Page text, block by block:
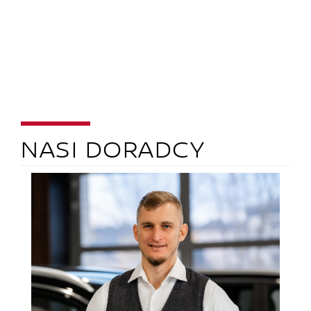
NASI DORADCY